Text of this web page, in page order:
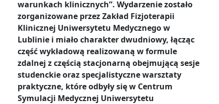
warunkach klinicznych”. Wydarzenie zostało
zorganizowane przez Zakład Fizjoterapii
Klinicznej Uniwersytetu Medycznego w
Lublinie i miało charakter dwudniowy, łącząc
część wykładową realizowaną w formule
zdalnej z częścią stacjonarną obejmującą sesje
studenckie oraz specjalistyczne warsztaty
praktyczne, które odbyły się w Centrum
Symulacji Medycznej Uniwersytetu